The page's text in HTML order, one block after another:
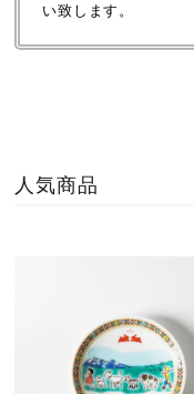
い致します。
人気商品